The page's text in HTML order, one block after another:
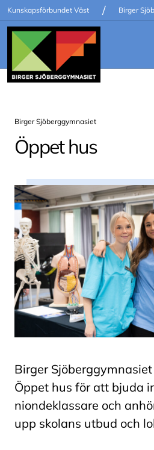
Kunskapsförbundet Väst / Birger
Birger Sjöberggymnasiet
Öppet hus
Birger
Öppet hus för att bjuda
niondeklassare och
upp skolans utbud och